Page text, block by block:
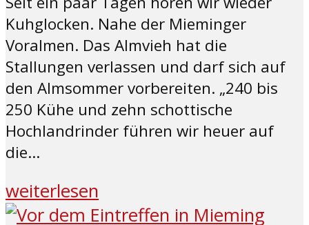
Kuhglocken. Nahe der Mieminger
Voralmen. Das Almvieh hat die
Stallungen verlassen und darf sich auf
den Almsommer vorbereiten. „240 bis
250 Kühe und zehn schottische
Hochlandrinder führen wir heuer auf
die...
weiterlesen